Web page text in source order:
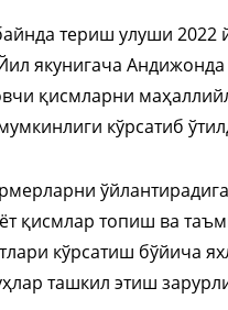
териш улуши 2022
якунигача
қисмларни
кўрсатиб
қисмлар топиш ва
кўрсатиш бўйича
ташкил этиш